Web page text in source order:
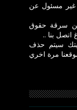
غير مسئول عن
عن سرقة حقوق
اتصل بنا ..
سيتم حذف
مرة اخري